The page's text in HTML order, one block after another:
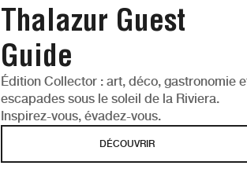
Thalazur Guest
Guide
Édition Collector : art, déco, gastronomie
escapades sous le soleil de la Riviera.
Inspirez-vous, évadez-vous.
DÉCOUVRIR